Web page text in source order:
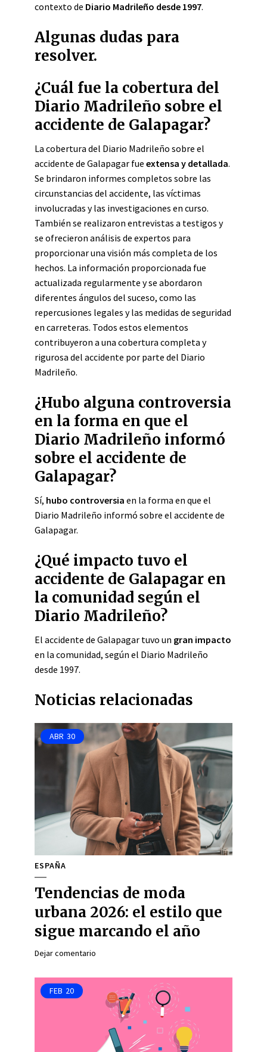
contexto de Diario Madrileño desde 1997.
Algunas dudas para
resolver.
¿Cuál fue la cobertura del
Diario Madrileño sobre el
accidente de Galapagar?
La cobertura del Diario Madrileño sobre el
accidente de Galapagar fue extensa y detallada.
Se brindaron informes completos sobre las
circunstancias del accidente, las víctimas
involucradas y las investigaciones en curso.
También se realizaron entrevistas a testigos y
se ofrecieron análisis de expertos para
proporcionar una visión más completa de los
hechos. La información proporcionada fue
actualizada regularmente y se abordaron
diferentes ángulos del suceso, como las
repercusiones legales y las medidas de seguridad
en carreteras. Todos estos elementos
contribuyeron a una cobertura completa y
rigurosa del accidente por parte del Diario
Madrileño.
¿Hubo alguna controversia
en la forma en que el
Diario Madrileño informó
sobre el accidente de
Galapagar?
Sí, hubo controversia en la forma en que el
Diario Madrileño informó sobre el accidente de
Galapagar.
¿Qué impacto tuvo el
accidente de Galapagar en
la comunidad según el
Diario Madrileño?
El accidente de Galapagar tuvo un gran impacto
en la comunidad, según el Diario Madrileño
desde 1997.
Noticias relacionadas
ABR 30
ESPAÑA
Tendencias de moda
urbana 2026: el estilo que
sigue marcando el año
Dejar comentario
FEB 20